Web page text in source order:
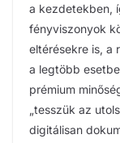
a kezdetekben,
fényviszonyok
eltérésekre is, a
a legtöbb
prémium
„tesszük az
digitálisan